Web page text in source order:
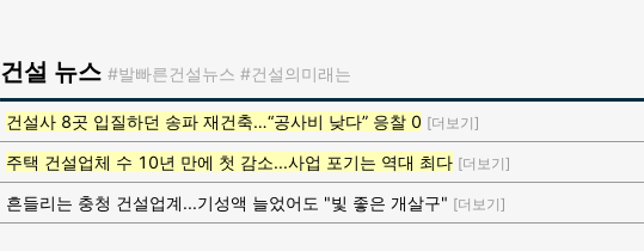
건설 뉴스 #발빠른건설뉴스 #건설의미래는
건설사 8곳 입질하던 송파 재건축…“공사비 낮다” 응찰 0 [더보기]
주택 건설업체 수 10년 만에 첫 감소...사업 포기는 역대 최다 [더보기]
흔들리는 충청 건설업계...기성액 늘었어도 "빛 좋은 개살구" [더보기]